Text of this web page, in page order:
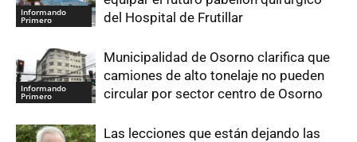
Informando
Primero
del Hospital de Frutillar
Informando
Primero
Municipalidad de Osorno clarifica que
camiones de alto tonelaje no pueden
circular por sector centro de Osorno
Las lecciones que están dejando las